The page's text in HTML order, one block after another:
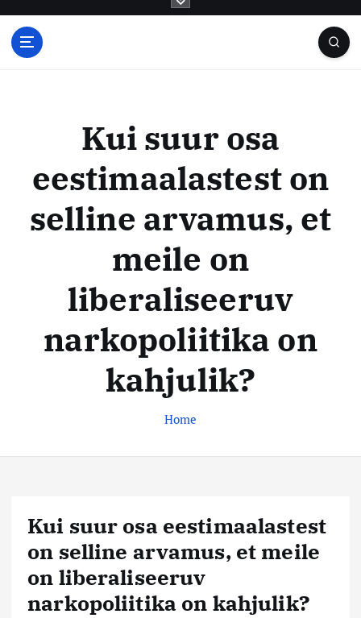
s
t
e
e
s
k
u
s
Kui suur osa
eestimaalastest on
selline arvamus, et
meile on
liberaliseeruv
narkopoliitika on
kahjulik?
Home
Kui suur osa eestimaalastest
on selline arvamus, et meile
on liberaliseeruv
narkopoliitika on kahjulik?